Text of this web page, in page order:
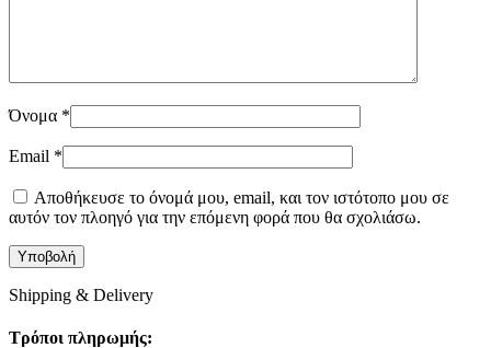
Όνομα *
Email *
Αποθήκευσε το όνομά μου, email, και τον ιστότοπο μου σε
αυτόν τον πλοηγό για την επόμενη φορά που θα σχολιάσω.
Shipping & Delivery
Τρόποι πληρωμής: